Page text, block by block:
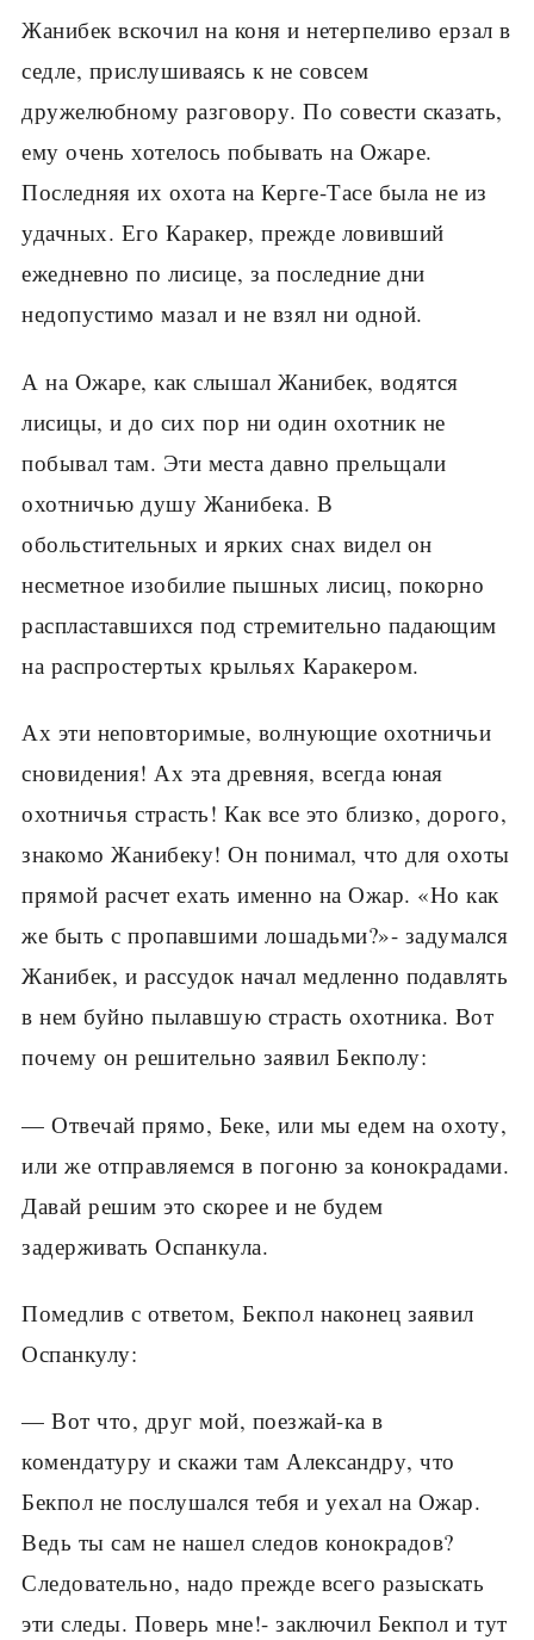
Жанибек вскочил на коня и нетерпеливо ерзал в
седле, прислушиваясь к не совсем
дружелюбному разговору. По совести сказать,
ему очень хотелось побывать на Ожаре.
Последняя их охота на Керге-Тасе была не из
удачных. Его Каракер, прежде ловивший
ежедневно по лисице, за последние дни
недопустимо мазал и не взял ни одной.
А на Ожаре, как слышал Жанибек, водятся
лисицы, и до сих пор ни один охотник не
побывал там. Эти места давно прельщали
охотничью душу Жанибека. В
обольстительных и ярких снах видел он
несметное изобилие пышных лисиц, покорно
распластавшихся под стремительно падающим
на распростертых крыльях Каракером.
Ах эти неповторимые, волнующие охотничьи
сновидения! Ах эта древняя, всегда юная
охотничья страсть! Как все это близко, дорого,
знакомо Жанибеку! Он понимал, что для охоты
прямой расчет ехать именно на Ожар. «Но как
же быть с пропавшими лошадьми?»- задумался
Жанибек, и рассудок начал медленно подавлять
в нем буйно пылавшую страсть охотника. Вот
почему он решительно заявил Бекполу:
— Отвечай прямо, Беке, или мы едем на охоту,
или же отправляемся в погоню за конокрадами.
Давай решим это скорее и не будем
задерживать Оспанкула.
Помедлив с ответом, Бекпол наконец заявил
Оспанкулу:
— Вот что, друг мой, поезжай-ка в
комендатуру и скажи там Александру, что
Бекпол не послушался тебя и уехал на Ожар.
Ведь ты сам не нашел следов конокрадов?
Следовательно, надо прежде всего разыскать
эти следы. Поверь мне!- заключил Бекпол и тут